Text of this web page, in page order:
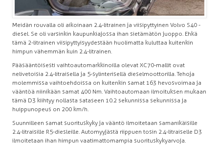
Meidän rouvalla oli aikoinaan 2.4-litrainen ja viisipyttyinen Volvo S40 -
diesel. Se oli varsinkin kaupunkiajossa ihan sietämätön juoppo. Ehkä
tämä 2-litrainen viisipyttyisyydestään huolimatta kuluttaa kuitenkin
himpun vähemmän kuin 2.4-litrainen.
Pääsääntöisesti vaihtoautomarkkinoilla olevat XC70-mallit ovat
nelivetoisia 2.4-litraisella ja 5-sylinterisellä dieselmoottorilla. Tehoja
molemmissa vaihtoehdoissa on kuitenkin samat 163 hevosvoimaa ja
vääntöä niinikään samat 400 Nm. Vaihtoautomaan ilmoituksen mukaan
tämä D3 kiihtyy nollasta sataseen 10.2 sekunnissa sekunnissa ja
huippunopeus on 200 km/h.
Suunnilleen samat suorituskyky ja vääntö ilmoitetaan samanikäisille
2.4-litraisille R5-diesleille. Automyyjästä riippuen tosin 2.4-litraiselle D3
ilmoitetaan ihan himpun vaatimattomampia suorituskykyarvoja.